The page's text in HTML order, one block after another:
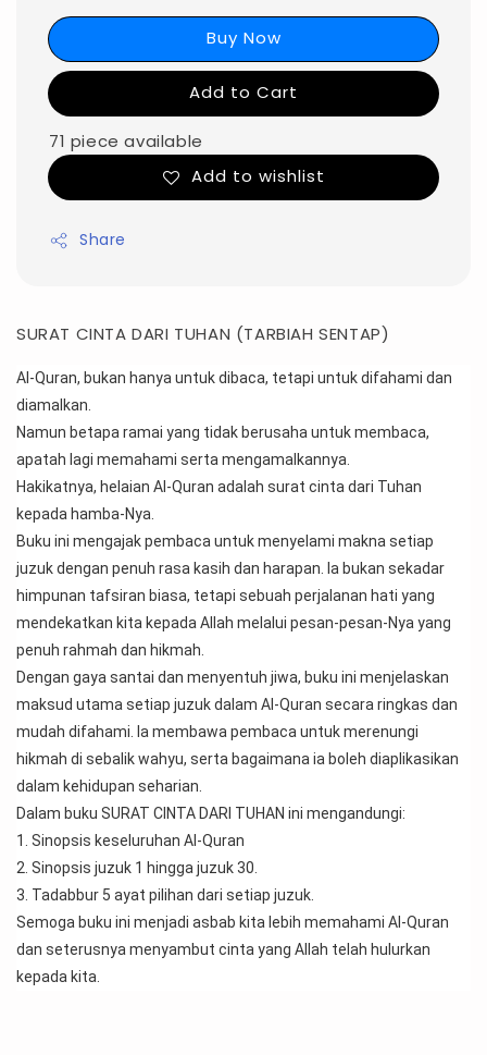
Buy Now
Add to Cart
71 piece available
Add to wishlist
Share
SURAT CINTA DARI TUHAN (TARBIAH SENTAP)
Al-Quran, bukan hanya untuk dibaca, tetapi untuk difahami dan
diamalkan.
Namun betapa ramai yang tidak berusaha untuk membaca,
apatah lagi memahami serta mengamalkannya.
Hakikatnya, helaian Al-Quran adalah surat cinta dari Tuhan
kepada hamba-Nya.
Buku ini mengajak pembaca untuk menyelami makna setiap
juzuk dengan penuh rasa kasih dan harapan. Ia bukan sekadar
himpunan tafsiran biasa, tetapi sebuah perjalanan hati yang
mendekatkan kita kepada Allah melalui pesan-pesan-Nya yang
penuh rahmah dan hikmah.
Dengan gaya santai dan menyentuh jiwa, buku ini menjelaskan
maksud utama setiap juzuk dalam Al-Quran secara ringkas dan
mudah difahami. Ia membawa pembaca untuk merenungi
hikmah di sebalik wahyu, serta bagaimana ia boleh diaplikasikan
dalam kehidupan seharian.
Dalam buku SURAT CINTA DARI TUHAN ini mengandungi:
1. Sinopsis keseluruhan Al-Quran
2. Sinopsis juzuk 1 hingga juzuk 30.
3. Tadabbur 5 ayat pilihan dari setiap juzuk.
Semoga buku ini menjadi asbab kita lebih memahami Al-Quran
dan seterusnya menyambut cinta yang Allah telah hulurkan
kepada kita.